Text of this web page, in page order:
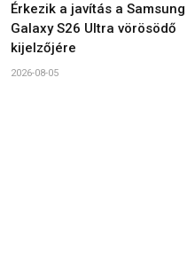
Érkezik a javítás a Samsung
Galaxy S26 Ultra vörösödő
kijelzőjére
2026-08-05